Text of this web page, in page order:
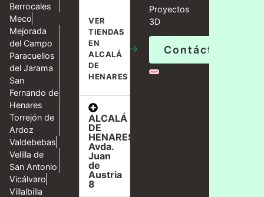
Berrocales
Meco
Mejorada
del Campo
Paracuellos
del Jarama
San
Fernando de
Henares
Torrejón de
Ardoz
Valdebebas
Velilla de
San Antonio
Vicálvaro
Villalbilla
VER
TIENDAS
EN
ALCALÁ
DE
HENARES
→
ALCALÁ
DE
HENARES,
Avda.
Juan
de
Austria
8
Proyectos
3D
Contáctanos